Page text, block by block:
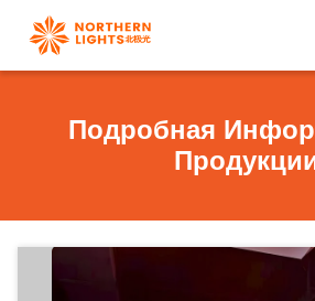
Подробная